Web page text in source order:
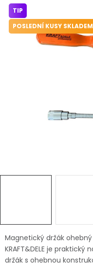
Domácnost
Vánoce
Magnetický držák ohebný
KRAFT&DELE je
držák s ohebnou
TIP
POSLEDNÍ KUSY SKLADEM